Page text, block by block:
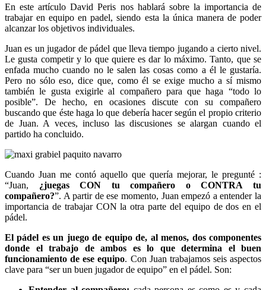
En este artículo David Peris nos hablará sobre la importancia de
trabajar en equipo en padel, siendo esta la única manera de poder
alcanzar los objetivos individuales.
Juan es un jugador de pádel que lleva tiempo jugando a cierto nivel.
Le gusta competir y lo que quiere es dar lo máximo. Tanto, que se
enfada mucho cuando no le salen las cosas como a él le gustaría.
Pero no sólo eso, dice que, como él se exige mucho a sí mismo
también le gusta exigirle al compañero para que haga “todo lo
posible”. De hecho, en ocasiones discute con su compañero
buscando que éste haga lo que debería hacer según el propio criterio
de Juan. A veces, incluso las discusiones se alargan cuando el
partido ha concluido.
Cuando Juan me contó aquello que quería mejorar, le pregunté :
“Juan, ¿juegas CON tu compañero o CONTRA tu
compañero?”. A partir de ese momento, Juan empezó a entender la
importancia de trabajar CON la otra parte del equipo de dos en el
pádel.
El pádel es un juego de equipo de, al menos, dos componentes
donde el trabajo de ambos es lo que determina el buen
funcionamiento de ese equipo. Con Juan trabajamos seis aspectos
clave para “ser un buen jugador de equipo” en el pádel. Son: